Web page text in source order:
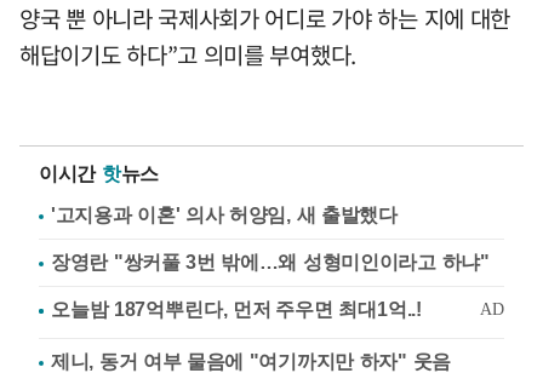
양국 뿐 아니라 국제사회가 어디로 가야 하는 지에 대한
해답이기도 하다”고 의미를 부여했다.
이시간 핫뉴스
'고지용과 이혼' 의사 허양임, 새 출발했다
장영란 "쌍커풀 3번 밖에…왜 성형미인이라고 하냐"
제니, 동거 여부 물음에 "여기까지만 하자" 웃음